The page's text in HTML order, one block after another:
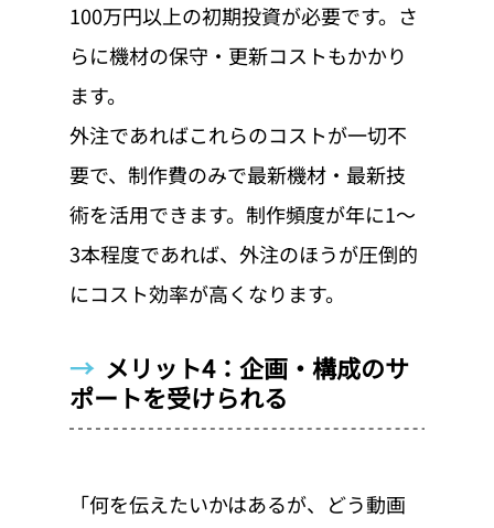
100万円以上の初期投資が必要です。さ
らに機材の保守・更新コストもかかり
ます。
外注であればこれらのコストが一切不
要で、制作費のみで最新機材・最新技
術を活用できます。制作頻度が年に1〜
3本程度であれば、外注のほうが圧倒的
にコスト効率が高くなります。
→ メリット4：企画・構成のサ
ポートを受けられる
「何を伝えたいかはあるが、どう動画